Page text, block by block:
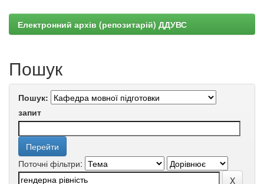
Електронний архів (репозитарій) ДДУВС
Пошук
Пошук:
запит
Поточні фільтри: